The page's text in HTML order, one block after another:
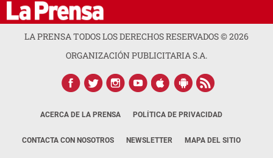
LA PRENSA TODOS LOS DERECHOS RESERVADOS ©2026
ORGANIZACIÓN PUBLICITARIA S.A.
ACERCA DE LA PRENSA POLÍTICA DE PRIVACIDAD
CONTACTA CON NOSOTROS NEWSLETTER MAPA DEL SITIO